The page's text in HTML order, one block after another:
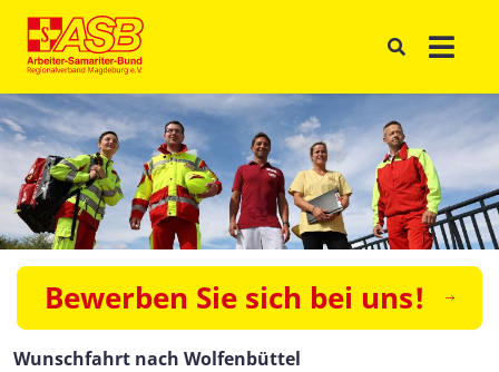
Bewerben Sie sich bei uns!
Wunschfahrt nach Wolfenbüttel